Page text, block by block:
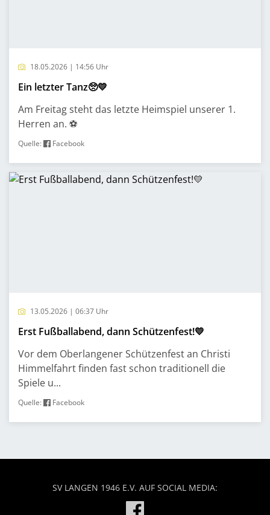
18.05.2026 | 14:56 Uhr
Ein letzter Tanz🥺💛
Am Freitag steht das letzte Heimspiel unserer 1.
Herren an. ⚽️
Quelle: Facebook
13.05.2026 | 06:37 Uhr
Erst Fußballabend, dann Schützenfest!💛
Vor dem Oberlangener Schützenfest an Christi
Himmelfahrt finden fast schon traditionell die
Spiele u...
Quelle: Facebook
SV LANGEN 1946 E.V. AUF SOCIAL MEDIA: